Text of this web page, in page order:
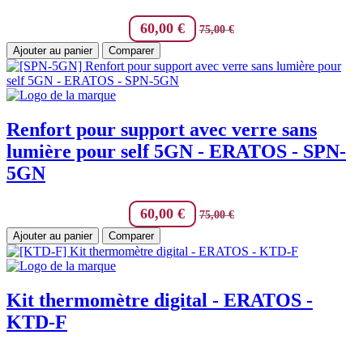
60,00 € 75,00€
Ajouter au panier
Comparer
Renfort pour support avec verre sans
lumière pour self 5GN - ERATOS - SPN-
5GN
60,00 € 75,00€
Ajouter au panier
Comparer
Kit thermomètre digital - ERATOS -
KTD-F